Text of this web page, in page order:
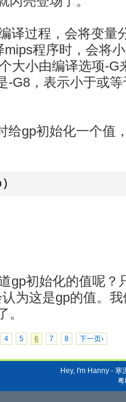
译过程，会将变量
mips程序时，会将
大小由编译选项-G
-G8，表示小于或
给gp初始化一个值
gp初始化的值呢？
为这是gp的值。
。
4 5 6 7 8 下一页›
Hey, I'm Hanny - 寒